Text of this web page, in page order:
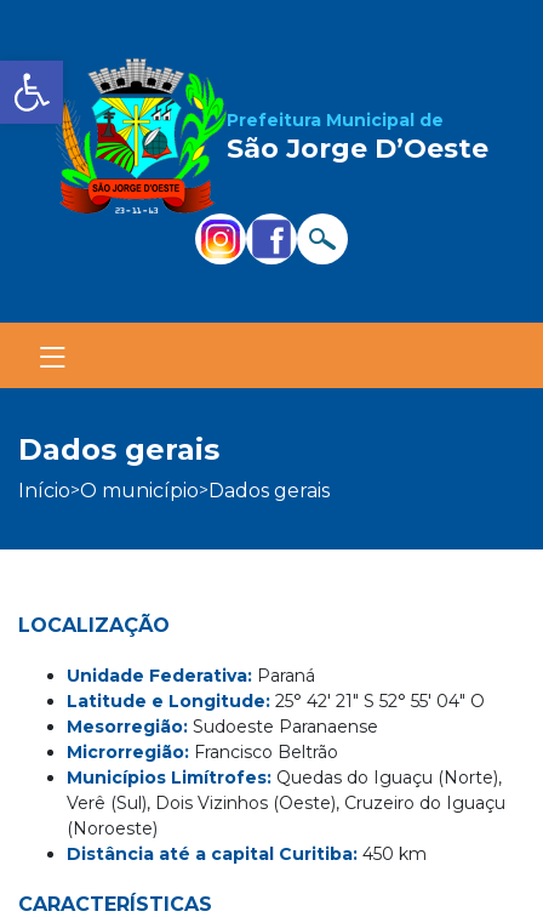
Barra de Ferramentas
Prefeitura Municipal de
São Jorge D’Oeste
dados gerais
início> o município> dados gerais
LOCALIZAÇÃO
Unidade Federativa: Paraná
Latitude e Longitude: 25° 42′ 21″ S 52° 55′ 04″ O
Mesorregião: Sudoeste Paranaense
Microrregião: Francisco Beltrão
Municípios Limítrofes: Quedas do Iguaçu (Norte),
Verê (Sul), Dois Vizinhos (Oeste), Cruzeiro do Iguaçu
(Noroeste)
Distância até a capital Curitiba: 450 km
CARACTERÍSTICAS